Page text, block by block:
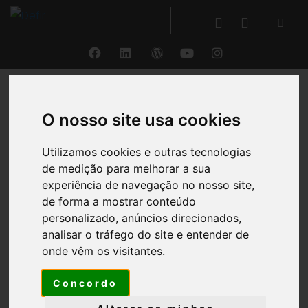
O nosso site usa cookies
Utilizamos cookies e outras tecnologias
de medição para melhorar a sua
experiência de navegação no nosso site,
de forma a mostrar conteúdo
personalizado, anúncios direcionados,
analisar o tráfego do site e entender de
onde vêm os visitantes.
Concordo
Inteligência Artificial
A Protótipo, em 2026, celebra 30 anos de inovação
ao serviço da gestão, da contabilidade e do rigor
técnico.
disponibilizamos, durante todo o ano de 2026,
uma oferta exclusiva para todos os clientes do